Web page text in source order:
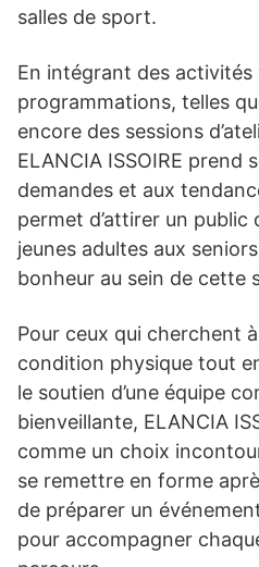
salles de sport.
En intégrant des activités
programmations, telles
encore des sessions
ELANCIA ISSOIRE prend
demandes et aux
permet d’attirer un public
jeunes adultes aux
bonheur au sein de cette
Pour ceux qui cherchent
condition physique tout
le soutien d’une équipe
bienveillante, ELANCIA
comme un choix
se remettre en forme
de préparer un
pour accompagner